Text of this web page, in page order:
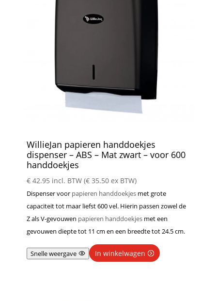
WillieJan papieren handdoekjes
dispenser – ABS – Mat zwart – voor 600
handdoekjes
€42.95 incl. BTW (€35.50ex BTW)
Dispenser voor papieren handdoekjesmet grote
capaciteit tot maar liefst 600 vel. Hierin passen zowel de
Z als V-gevouwen papieren handdoekjesmet een
gevouwen diepte tot 11 cm en een breedte tot 24.5 cm.
Snelle weergave In winkelwagen